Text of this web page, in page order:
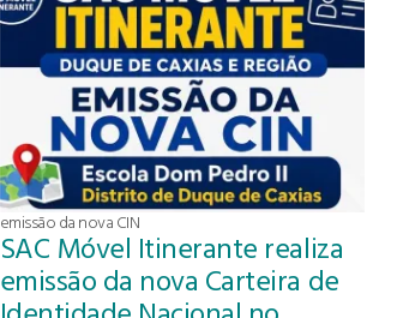
emissão da nova CIN
SAC Móvel Itinerante realiza
emissão da nova Carteira de